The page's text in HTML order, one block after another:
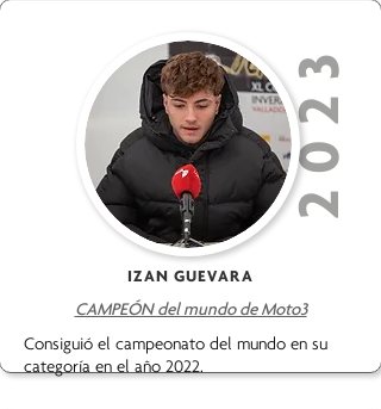
2023
IZAN GUEVARA
CAMPEÓN del mundo de Moto3
Consiguió el campeonato del mundo en su
categoría en el año 2022.